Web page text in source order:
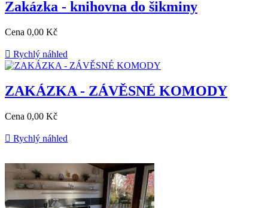
Zakázka - knihovna do šikminy
Cena 0,00 Kč
 Rychlý náhled
ZAKÁZKA - ZÁVĚSNÉ KOMODY
Cena 0,00 Kč
 Rychlý náhled